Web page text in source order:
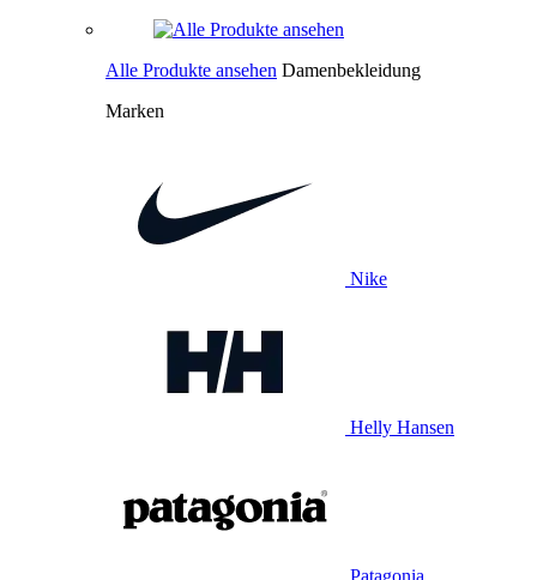
Alle Produkte ansehen Damenbekleidung
Marken
Nike
Helly Hansen
Patagonia